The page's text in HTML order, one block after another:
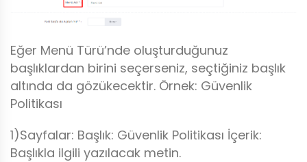
Eğer Menü Türü’nde oluşturduğunuz
başlıklardan birini seçerseniz, seçtiğiniz başlık
altında da gözükecektir. Örnek: Güvenlik
Politikası
1)Sayfalar: Başlık: Güvenlik Politikası İçerik:
Başlıkla ilgili yazılacak metin.